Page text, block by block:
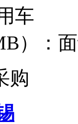
车
）：
购